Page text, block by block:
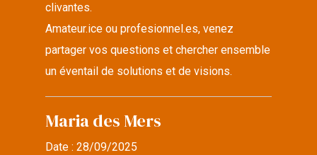
clivantes.
Amateur.ice ou profesionnel.es, venez
partager vos questions et chercher ensemble
un éventail de solutions et de visions.
Maria des Mers
Date :28/09/2025